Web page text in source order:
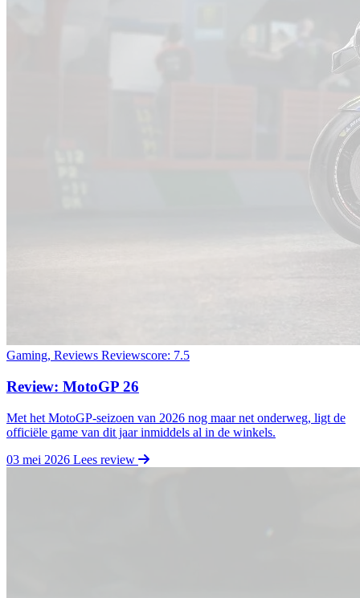
Gaming, Reviews Reviewscore: 7.5
Review: MotoGP 26
Met het MotoGP-seizoen van 2026 nog maar net onderweg, ligt de
officiële game van dit jaar inmiddels al in de winkels.
03 mei 2026 Lees review